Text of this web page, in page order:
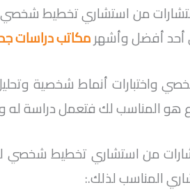
من استشاري تخطيط
أفضل وأشهرمكاتب دراسات
واختبارات أنماط شخصية
هو المناسب لك فتعمل دراسة له
من استشاري تخطيط شخصي
المناسب لذلك.: